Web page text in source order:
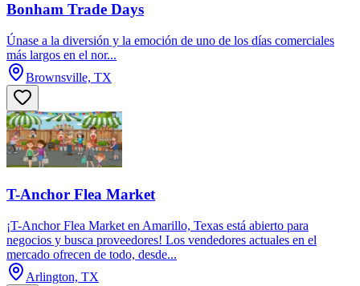
Bonham Trade Days
Únase a la diversión y la emoción de uno de los días comerciales
más largos en el nor...
Brownsville, TX
T-Anchor Flea Market
¡T-Anchor Flea Market en Amarillo, Texas está abierto para
negocios y busca proveedores! Los vendedores actuales en el
mercado ofrecen de todo, desde...
Arlington, TX